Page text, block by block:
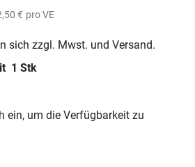
€ pro VE
sich zzgl. Mwst. und Versand.
1 Stk
ein, um die Verfügbarkeit zu